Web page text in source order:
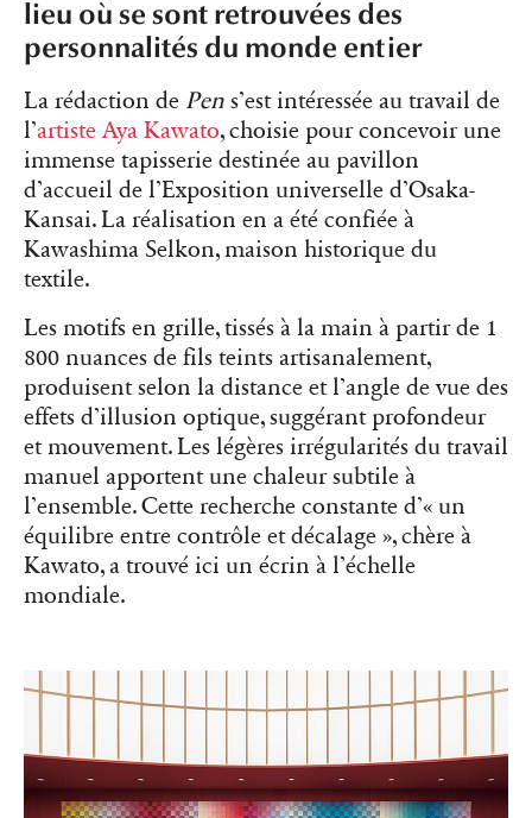
lieu où se sont retrouvées des
personnalités du monde entier
La rédaction de Pen s’est intéressée au travail de
l’artiste Aya Kawato, choisie pour concevoir une
immense tapisserie destinée au pavillon
d’accueil de l’Exposition universelle d’Osaka-
Kansai. La réalisation en a été confiée à
Kawashima Selkon, maison historique du
textile.
Les motifs en grille, tissés à la main à partir de 1
800 nuances de fils teints artisanalement,
produisent selon la distance et l’angle de vue des
effets d’illusion optique, suggérant profondeur
et mouvement. Les légères irrégularités du travail
manuel apportent une chaleur subtile à
l’ensemble. Cette recherche constante d’« un
équilibre entre contrôle et décalage », chère à
Kawato, a trouvé ici un écrin à l’échelle
mondiale.